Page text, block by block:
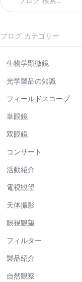
ブログ カテゴリー
生物学顕微鏡
光学製品の知識
フィールドスコープ
単眼鏡
双眼鏡
コンサート
活動紹介
電視観望
天体撮影
眼視観望
フィルター
製品紹介
自然観察